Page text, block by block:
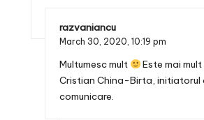
razvaniancu
March 30, 2020, 10:19 pm
Multumesc mult
Este mai mult
Cristian China-Birta, initiatorul
comunicare.